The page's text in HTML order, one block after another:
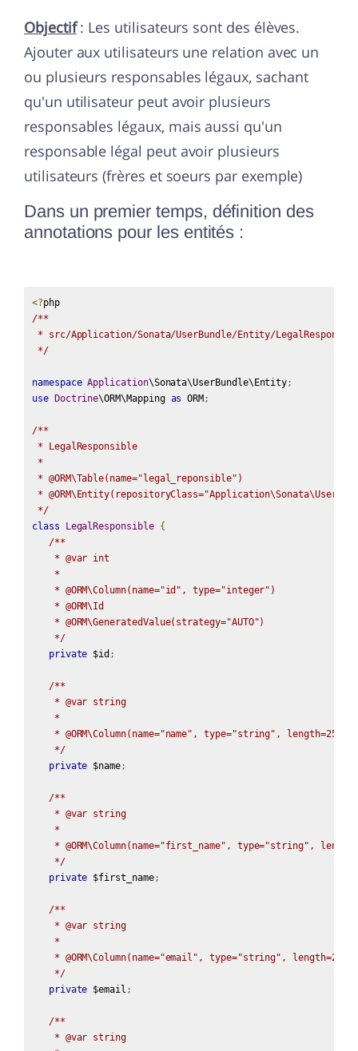
Objectif: Les utilisateurs sont des élèves.
Ajouter aux utilisateurs une relation avec un
ou plusieurs responsables légaux, sachant
qu'un utilisateur peut avoir plusieurs
responsables légaux, mais aussi qu'un
responsable légal peut avoir plusieurs
utilisateurs (frères et soeurs par exemple)
Dans un premier temps, définition des
annotations pour les entités :
<?
php
/**
* src/Application/Sonata/UserBundle/Entity/
*/
namespace Application\Sonata\UserBundle\Entity;
use Doctrine\ORM\Mapping as ORM;
/**
* LegalResponsible
*
* @ORM\Table(name="legal_reponsible")
*
*/
class
LegalResponsible {
/**
    * @var int
    *
    * @ORM\Column(name="id", type="integer")
    * @ORM\Id
    * @ORM\GeneratedValue(strategy="AUTO")
    */
private $id ;
/**
    * @var string
    *
* @ORM\Column(name="name", type="string", length=255,
    */
private $name;
/**
    * @var string
    *
* @ORM\Column(name="first_name", type="string",
    */
private $first_name;
/**
    * @var string
    *
* @ORM\Column(name="email", type="string", length=255,
    */
private $email ;
/**
    * @var string